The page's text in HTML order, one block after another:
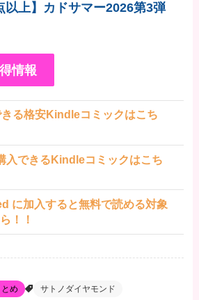
以上】カドサマー2026第3弾
情報
る格安Kindleコミックはこち
入できるKindleコミックはこち
に加入すると無料で読める対象
！！
め サトノダイヤモンド